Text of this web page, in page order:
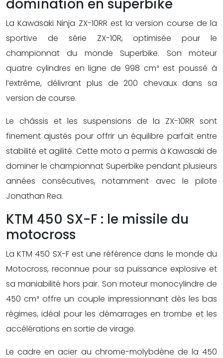
domination en superbike
La Kawasaki Ninja ZX-10RR est la version course de la
sportive de série ZX-10R, optimisée pour le
championnat du monde Superbike. Son moteur
quatre cylindres en ligne de 998 cm³ est poussé à
l’extrême, délivrant plus de 200 chevaux dans sa
version de course.
Le châssis et les suspensions de la ZX-10RR sont
finement ajustés pour offrir un équilibre parfait entre
stabilité et agilité. Cette moto a permis à Kawasaki de
dominer le championnat Superbike pendant plusieurs
années consécutives, notamment avec le pilote
Jonathan Rea.
KTM 450 SX-F : le missile du
motocross
La KTM 450 SX-F est une référence dans le monde du
Motocross, reconnue pour sa puissance explosive et
sa maniabilité hors pair. Son moteur monocylindre de
450 cm³ offre un couple impressionnant dès les bas
régimes, idéal pour les démarrages en trombe et les
accélérations en sortie de virage.
Le cadre en acier au chrome-molybdène de la 450